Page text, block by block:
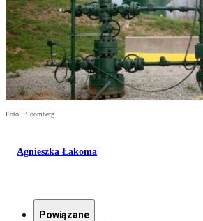
Foto: Bloomberg
Agnieszka Łakoma
Powiązane